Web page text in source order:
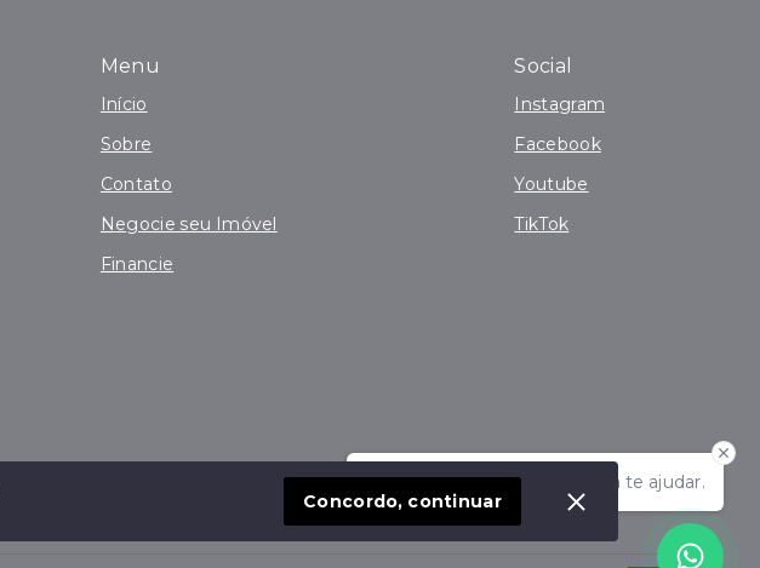
Olá! Estamos disponíveis para te ajudar.
Menu
Início
Sobre
Contato
Negocie seu Imóvel
Financie
Social
Instagram
Facebook
Youtube
TikTok
Concordo, continuar